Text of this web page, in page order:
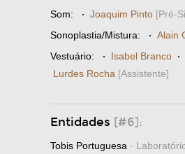
Som: · Joaquim Pinto [Pré-
Sonoplastia/Mistura: · Alain
Vestuário: · Isabel Branco ·
Lurdes Rocha [Assistente]
Entidades [#6]:
Tobis Portuguesa ·